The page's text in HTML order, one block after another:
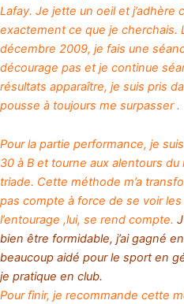
Lafay. Je jette un oeil et
exactement ce que je cherchais.
décembre 2009, je fais une
décourage pas et je continue
résultats apparaître, je suis pris
pousse à toujours me surpasser .
Pour la partie performance, je
30 à B et tourne aux alentours
triade. Cette méthode m’a
pas compte à force de se voir
l’entourage ,lui, se rend compte.
bien être formidable, j’ai gagné
beaucoup aidé pour le sport en
je pratique en club.
Pour finir, je recommande cette